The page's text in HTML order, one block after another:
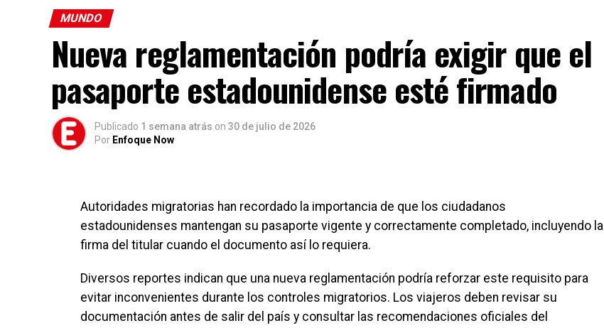
una vida verdaderamente feliz.
Sábado – Hechos 20:35
Las presentaciones destacan la felicidad que produce dar a los demás y poner en práctica los
principios bíblicos relacionados con la generosidad.
Domingo – Mateo 13:16
La jornada final enfatiza el valor de ver y oír las enseñanzas divinas y los beneficios que estas
Durante los tres días, los asistentes podrán disfrutar de discursos basados en la Biblia,
entrevistas, videos cortos y consejos prácticos sobre las enseñanzas de Jesús para la vida
diaria.
Las fechas, horarios y sedes de cada asamblea regional pueden consultarse mediante el
Buscador de Asambleas Regionales disponible en el sitio oficial JW.ORG, donde también se
encuentra el programa completo del evento.
MUNDO
Nueva reglamentación podría exigir que el
pasaporte estadounidense esté firmado
Publicado 1 semana atrás on 30 de julio de 2026
Por Enfoque Now
Autoridades migratorias han recordado la importancia de que los ciudadanos
estadounidenses mantengan su pasaporte vigente y correctamente completado, incluyendo la
firma del titular cuando el documento así lo requiera.
Diversos reportes indican que una nueva reglamentación podría reforzar este requisito para
evitar inconvenientes durante los controles migratorios. Los viajeros deben revisar su
documentación antes de salir del país y consultar las recomendaciones oficiales del